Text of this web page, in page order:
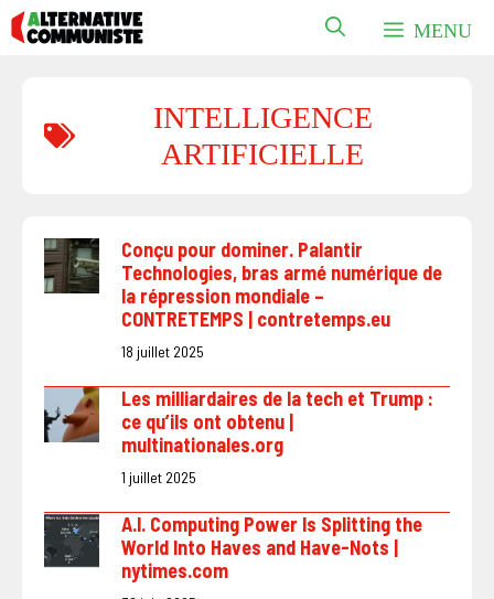
Aller
au
MENU
INTELLIGENCE
ARTIFICIELLE
Conçu pour dominer. Palantir
Technologies, bras armé numérique de
la répression mondiale –
CONTRETEMPS | contretemps.eu
18 juillet 2025
Les milliardaires de la tech et Trump :
ce qu’ils ont obtenu |
multinationales.org
1 juillet 2025
A.I. Computing Power Is Splitting the
World Into Haves and Have-Nots |
nytimes.com